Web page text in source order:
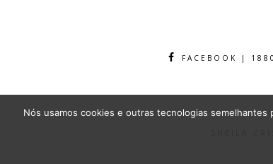
FACEBOOK | 1880
SHEILA
Nós usamos cookies e outras tecnologias